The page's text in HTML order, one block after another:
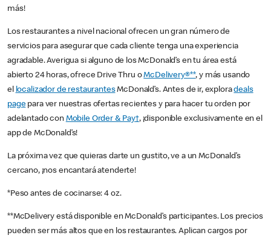
más!
Los restaurantes a nivel nacional ofrecen un gran número de
servicios para asegurar que cada cliente tenga una experiencia
agradable. Averigua si alguno de los McDonald’s en tu área está
abierto 24 horas, ofrece Drive Thru oMcDelivery®**, y más usando
el localizador de restaurantesMcDonald’s. Antes de ir, exploradeals
pagepara ver nuestras ofertas recientes y para hacer tu orden por
adelantado con Mobile Order & Pay†, ¡disponible exclusivamente en el
app de McDonald’s!
La próxima vez que quieras darte un gustito, ve a un McDonald’s
cercano, ¡nos encantará atenderte!
*Peso antes de cocinarse: 4 oz.
**McDelivery está disponible en McDonald’s participantes. Los precios
pueden ser más altos que en los restaurantes. Aplican cargos por